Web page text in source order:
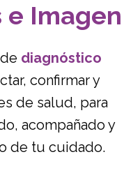
e Imagen
diagnóstico
confirmar y
de salud, para
acompañado y
de tu cuidado.